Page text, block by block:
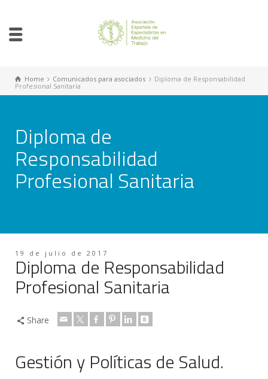
Home Comunicados para asociados
Diploma de Responsabilidad
Profesional Sanitaria
Diploma de
Responsabilidad
Profesional Sanitaria
19 de julio de 2017
Diploma de Responsabilidad
Profesional Sanitaria
Share
Gestión y Políticas de Salud.